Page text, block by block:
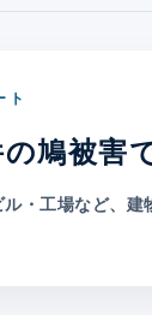
ト
鳩被害
ル・工場など、